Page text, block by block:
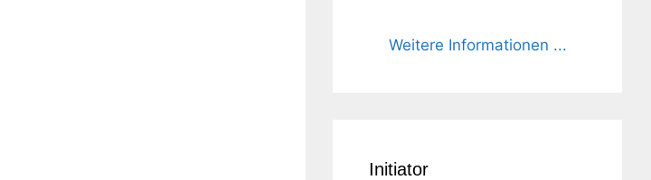
Weitere Informationen ...
Initiator